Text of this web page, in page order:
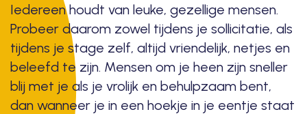
Iedereen houdt van leuke, gezellige mensen.
Probeer daarom zowel tijdens je sollicitatie, als
tijdens je stage zelf, altijd vriendelijk, netjes en
beleefd te zijn. Mensen om je heen zijn sneller
blij met je als je vrolijk en behulpzaam bent,
dan wanneer je in een hoekje in je eentje staat